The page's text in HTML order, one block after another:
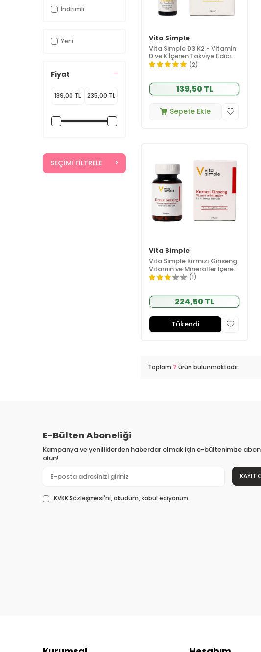
İndirimli
Yeni
Fiyat
SEÇIMI FILTRELE
Vita Simple
Vita Simple D3 K2 - Vitamin
D ve K İçeren Takviye Edici
Gıda 20 ml (2)
139,50 TL
Sepete Ekle
Vita Simple
Vita Simple Kırmızı Ginseng
Vitamin ve Mineraller İçeren
Takviye Edici Gıda 60
(1)
224,50 TL
Tükendi
Toplam 7 ürün bulunmaktadır.
E-Bülten Aboneliği
Kampanya ve yeniliklerden haberdar olmak için e-bültenimize
olun!
KAYIT
KVKK Sözleşmesi'ni, okudum, kabul ediyorum.